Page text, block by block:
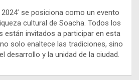
2024’ se posiciona como un evento
cultural de Soacha. Todos los
están invitados a participar en esta
solo enaltece las tradiciones, sino
desarrollo y la unidad de la ciudad.